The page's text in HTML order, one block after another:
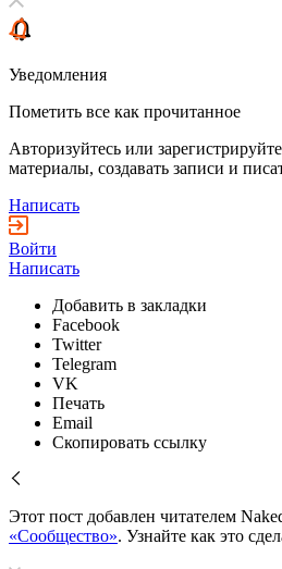
Уведомления
Пометить все как прочитанное
Авторизуйтесь или
материалы, создавать записи и
Написать
Войти
Написать
Добавить в закладки
Facebook
Twitter
Telegram
VK
Печать
Email
Скопировать ссылку
Этот пост добавлен читателем
«Сообщество». Узнайте как это